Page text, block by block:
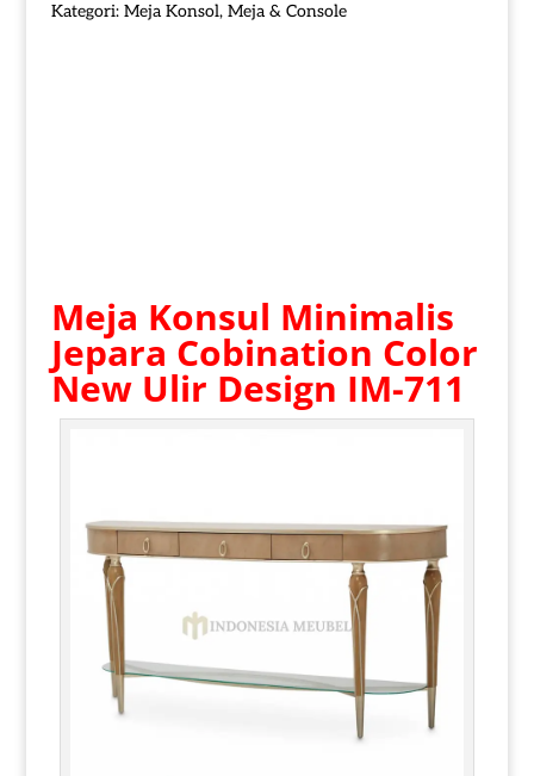
Kategori: Meja Konsol, Meja & Console
Meja Konsul Minimalis
Jepara Cobination Color
New Ulir Design IM-711